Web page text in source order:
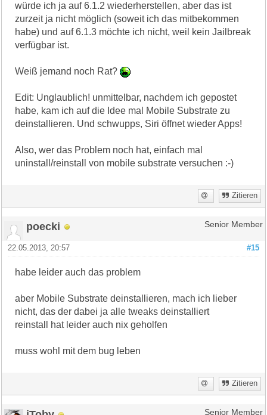
würde ich ja auf 6.1.2 wiederherstellen, aber das ist
zurzeit ja nicht möglich (soweit ich das mitbekommen
habe) und auf 6.1.3 möchte ich nicht, weil kein Jailbreak
verfügbar ist.
Weiß jemand noch Rat?
Edit: Unglaublich! unmittelbar, nachdem ich gepostet
habe, kam ich auf die Idee mal Mobile Substrate zu
deinstallieren. Und schwupps, Siri öffnet wieder Apps!
Also, wer das Problem noch hat, einfach mal
uninstall/reinstall von mobile substrate versuchen :-)
Zitieren
poecki Senior Member
#15
22.05.2013, 20:57
habe leider auch das problem
aber Mobile Substrate deinstallieren, mach ich lieber
nicht, das der dabei ja alle tweaks deinstalliert
reinstall hat leider auch nix geholfen
muss wohl mit dem bug leben
Zitieren
Senior Member